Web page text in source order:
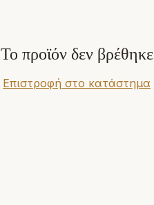
Το προϊόν δεν βρέθηκε
Επιστροφή στο κατάστημα